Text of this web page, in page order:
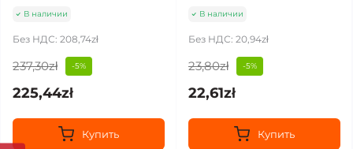
В наличии
Без НДС: 208,74zł
237,30zł -5%
225,44zł
Купить
В наличии
Без НДС: 20,94zł
23,80zł -5%
22,61zł
Купить